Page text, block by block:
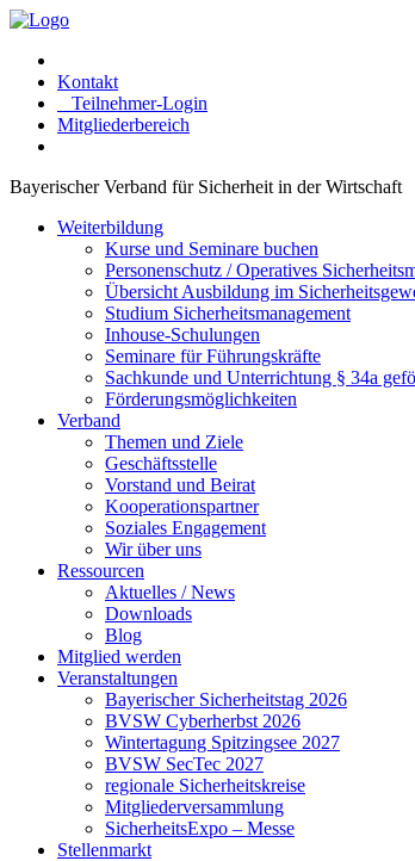
Kontakt
Teilnehmer-Login
Mitgliederbereich
Bayerischer Verband für Sicherheit in der Wirtschaft
Weiterbildung
Kurse und Seminare buchen
Personenschutz / Operatives
Übersicht Ausbildung im
Studium Sicherheitsmanagement
Inhouse-Schulungen
Seminare für Führungskräfte
Sachkunde und Unterrichtung § 34a
Förderungsmöglichkeiten
Verband
Themen und Ziele
Geschäftsstelle
Vorstand und Beirat
Kooperationspartner
Soziales Engagement
Wir über uns
Ressourcen
Aktuelles / News
Downloads
Blog
Mitglied werden
Veranstaltungen
Bayerischer Sicherheitstag 2026
BVSW Cyberherbst 2026
Wintertagung Spitzingsee 2027
BVSW SecTec 2027
regionale Sicherheitskreise
Mitgliederversammlung
SicherheitsExpo – Messe
Stellenmarkt